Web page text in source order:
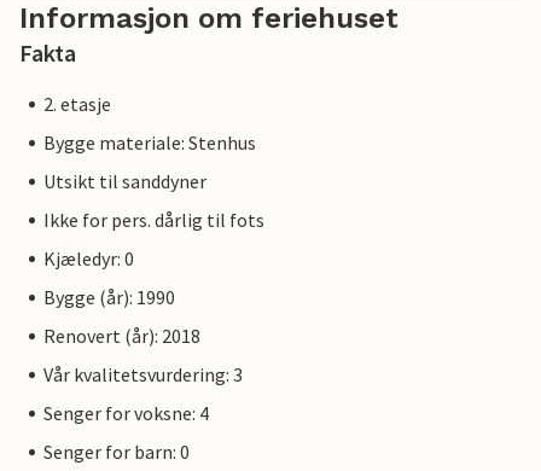
Informasjon om feriehuset
Fakta
2. etasje
Bygge materiale: Stenhus
Utsikt til sanddyner
Ikke for pers. dårlig til fots
Kjæledyr: 0
Bygge (år): 1990
Renovert (år): 2018
Vår kvalitetsvurdering: 3
Senger for voksne: 4
Senger for barn: 0